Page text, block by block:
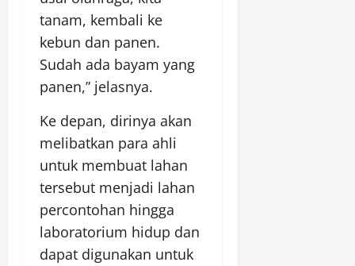
tanam, kembali ke
kebun dan panen.
Sudah ada bayam yang
panen,” jelasnya.
Ke depan, dirinya akan
melibatkan para ahli
untuk membuat lahan
tersebut menjadi lahan
percontohan hingga
laboratorium hidup dan
dapat digunakan untuk